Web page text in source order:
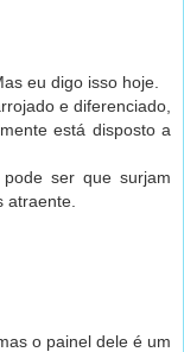
eu digo isso hoje.
e diferenciado,
está disposto a
ser que surjam
atraente.
o painel dele é um